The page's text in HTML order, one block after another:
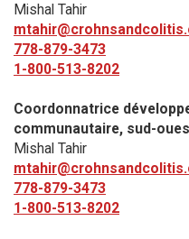
Mishal Tahir
778-879-3473
1-800-513-8202
Coordonnatrice
communautaire, sud-
Mishal Tahir
778-879-3473
1-800-513-8202